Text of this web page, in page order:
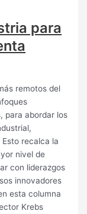
para
remotos del
para abordar los
recalca la
nivel de
con liderazgos
innovadores
esta columna
Krebs